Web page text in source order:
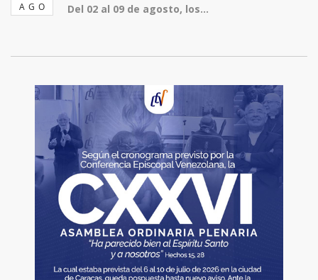
AGO Del 02 al 09 de agosto, los...